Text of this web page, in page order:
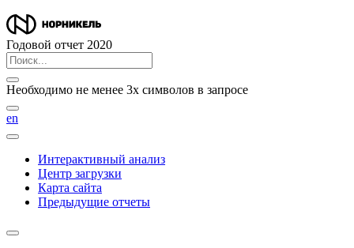
Годовой отчет 2020
Необходимо не менее 3х символов в запросе
en
Интерактивный анализ
Центр загрузки
Карта сайта
Предыдущие отчеты